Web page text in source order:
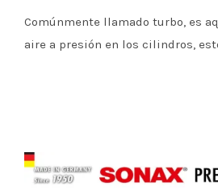
Comúnmente llamado turbo, es
aire a presión en los cilindros,